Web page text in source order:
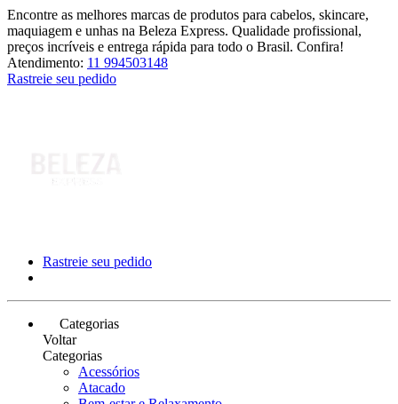
Encontre as melhores marcas de produtos para cabelos, skincare,
maquiagem e unhas na Beleza Express. Qualidade profissional,
preços incríveis e entrega rápida para todo o Brasil. Confira!
Atendimento: 11 994503148
Rastreie seu pedido
Rastreie seu pedido
Categorias
Voltar
Categorias
Acessórios
Atacado